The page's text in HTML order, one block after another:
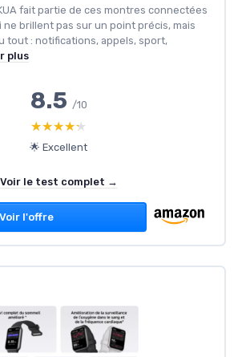
fait partie de ces montres connectées
ne brillent pas sur un point précis, mais
tout : notifications, appels, sport,
plus
8.5 /10
★★★★★
★★★★★
🌟 Excellent
Voir le test complet →
Voir l'offre